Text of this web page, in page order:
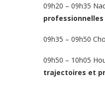
09h20 – 09h35
09h35 – 09h50
09h50 – 10h05
trajectoires et